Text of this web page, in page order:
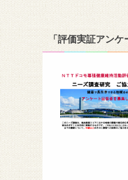
「評価実証アン